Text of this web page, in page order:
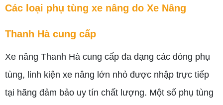
Các loại phụ tùng xe nâng do Xe Nâng
Thanh Hà cung cấp
Xe nâng Thanh Hà cung cấp đa dạng các dòng phụ
tùng, linh kiện xe nâng lớn nhỏ được nhập trực tiếp
tại hãng đảm bảo uy tín chất lượng. Một số phụ tùng